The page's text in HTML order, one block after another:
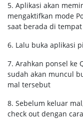
5. Aplikasi akan
mengaktifkan mode
saat berada di
6. Lalu buka aplikasi
7. Arahkan ponsel ke
sudah akan muncul
mal tersebut
8. Sebelum keluar
check out dengan